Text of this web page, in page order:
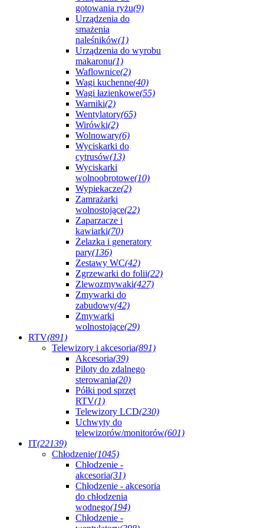
gotowania ryżu(9)
Urządzenia do
smażenia
naleśników(1)
Urządzenia do wyrobu
makaronu(1)
Waflownice(2)
Wagi kuchenne(40)
Wagi łazienkowe(55)
Warniki(2)
Wentylatory(65)
Wirówki(2)
Wolnowary(6)
Wyciskarki do
cytrusów(13)
Wyciskarki
wolnoobrotowe(10)
Wypiekacze(2)
Zamrażarki
wolnostojące(22)
Zaparzacze i
kawiarki(70)
Żelazka i generatory
pary(136)
Zestawy WC(42)
Zgrzewarki do folii(22)
Zlewozmywaki(427)
Zmywarki do
zabudowy(42)
Zmywarki
wolnostojące(29)
RTV(891)
Telewizory i akcesoria(891)
Akcesoria(39)
Piloty do zdalnego
sterowania(20)
Półki pod sprzęt
RTV(1)
Telewizory LCD(230)
Uchwyty do
telewizorów/monitorów(601)
IT(22139)
Chłodzenie(1045)
Chłodzenie -
akcesoria(31)
Chłodzenie - akcesoria
do chłodzenia
wodnego(194)
Chłodzenie -